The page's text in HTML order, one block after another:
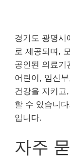
경기도 광명시
로 제공되며,
공인된 의료기
어린이, 임신
건강을 지키고
할 수 있습니
입니다.
자주